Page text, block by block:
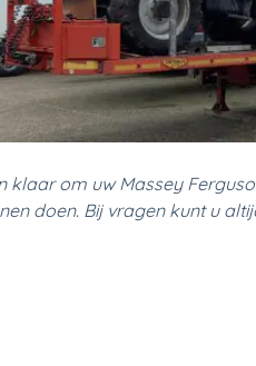
klaar om uw Massey
doen. Bij vragen kunt u